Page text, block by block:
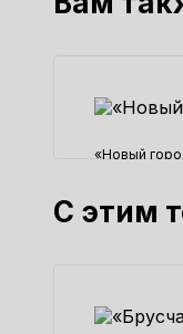
«Новый
С этим